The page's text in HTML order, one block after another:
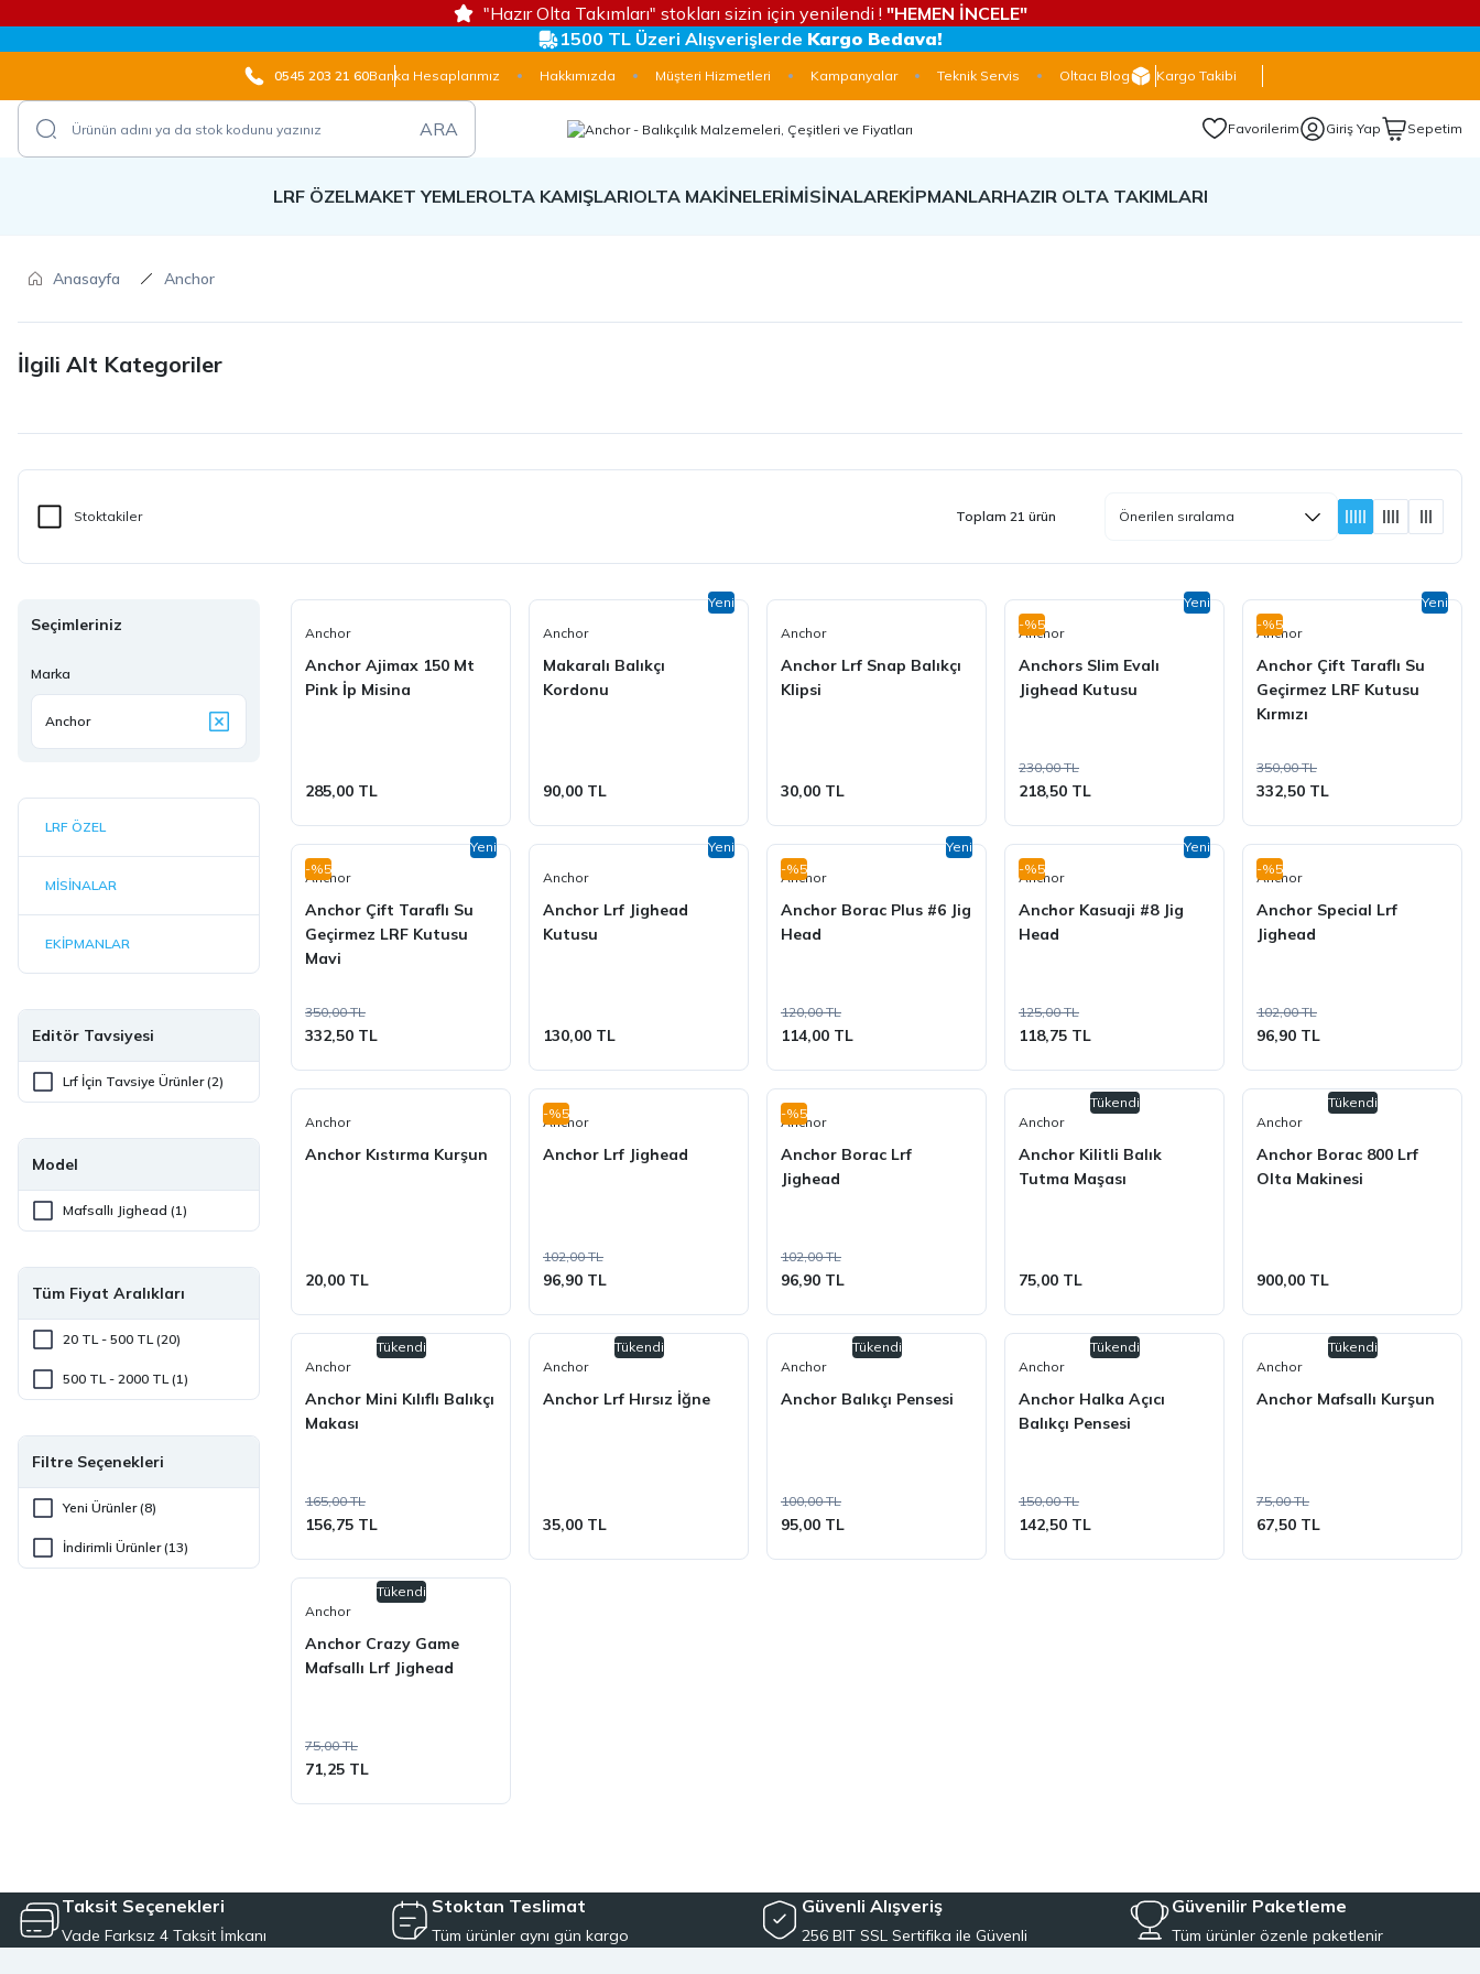
"Hazır Olta Takımları" stokları sizin için yenilendi ! "HEMEN İNCELE"
1500 TL Üzeri Alışverişlerde Kargo Bedava!
0545 203 21 60Banka Hesaplarımız Hakkımızda Müşteri Hizmetleri Kampanyalar Teknik Servis Oltacı Blog Kargo Takibi
ARA Favorilerim Giriş Yap Sepetim
LRF ÖZELMAKET YEMLEROLTA KAMIŞLARIOLTA MAKİNELERİMİSİNALAREKİPMANLARHAZIR OLTA TAKIMLARI
Anasayfa Anchor
İlgili Alt Kategoriler
Stoktakiler Toplam 21 ürün
Seçimleriniz
Marka
Anchor
LRF ÖZEL
MİSİNALAR
EKİPMANLAR
Editör Tavsiyesi
Lrf İçin Tavsiye Ürünler (2)
Model
Mafsallı Jighead (1)
Tüm Fiyat Aralıkları
20 TL - 500 TL (20)
500 TL - 2000 TL (1)
Filtre Seçenekleri
Yeni Ürünler (8)
İndirimli Ürünler (13)
Anchor
Anchor Ajimax 150 Mt
Pink İp Misina
285,00 TL
Yeni
Anchor
Makaralı Balıkçı
Kordonu
90,00 TL
Anchor
Anchor Lrf Snap Balıkçı
Klipsi
30,00 TL
-%5
Yeni
Anchor
Anchors Slim Evalı
Jighead Kutusu
230,00 TL
218,50 TL
-%5
Yeni
Anchor
Anchor Çift Taraflı Su
Geçirmez LRF Kutusu
Kırmızı
350,00 TL
332,50 TL
-%5
Yeni
Anchor
Anchor Çift Taraflı Su
Geçirmez LRF Kutusu
Mavi
350,00 TL
332,50 TL
Yeni
Anchor
Anchor Lrf Jighead
Kutusu
130,00 TL
-%5
Yeni
Anchor
Anchor Borac Plus #6 Jig
Head
120,00 TL
114,00 TL
-%5
Yeni
Anchor
Anchor Kasuaji #8 Jig
Head
125,00 TL
118,75 TL
-%5
Anchor
Anchor Special Lrf
Jighead
102,00 TL
96,90 TL
Anchor
Anchor Kıstırma Kurşun
20,00 TL
-%5
Anchor
Anchor Lrf Jighead
102,00 TL
96,90 TL
-%5
Anchor
Anchor Borac Lrf
Jighead
102,00 TL
96,90 TL
Tükendi
Anchor
Anchor Kilitli Balık
Tutma Maşası
75,00 TL
Tükendi
Anchor
Anchor Borac 800 Lrf
Olta Makinesi
900,00 TL
Tükendi
Anchor
Anchor Mini Kılıflı Balıkçı
Makası
165,00 TL
156,75 TL
Tükendi
Anchor
Anchor Lrf Hırsız İğne
35,00 TL
Tükendi
Anchor
Anchor Balıkçı Pensesi
100,00 TL
95,00 TL
Tükendi
Anchor
Anchor Halka Açıcı
Balıkçı Pensesi
150,00 TL
142,50 TL
Tükendi
Anchor
Anchor Mafsallı Kurşun
75,00 TL
67,50 TL
Tükendi
Anchor
Anchor Crazy Game
Mafsallı Lrf Jighead
75,00 TL
71,25 TL
Taksit Seçenekleri
Vade Farksız 4 Taksit İmkanı
Stoktan Teslimat
Tüm ürünler aynı gün kargo
Güvenli Alışveriş
256 BIT SSL Sertifika ile Güvenli
Güvenilir Paketleme
Tüm ürünler özenle paketlenir